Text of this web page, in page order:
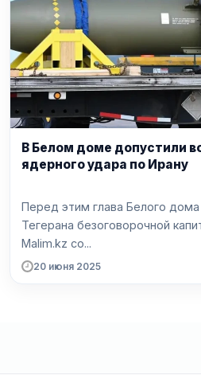
В Белом доме допустили
ядерного удара по Ирану
Перед этим глава Белого
Тегерана безоговорочной
Malim.kz со...
20 июня 2025